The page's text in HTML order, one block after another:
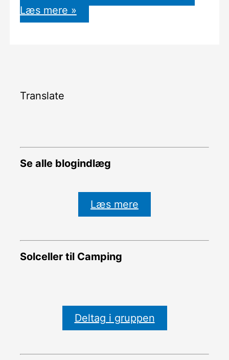
Læs mere »
Translate
Se alle blogindlæg
Læs mere
Solceller til Camping
Deltag i gruppen